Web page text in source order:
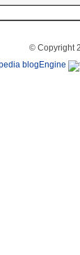
© Copyright